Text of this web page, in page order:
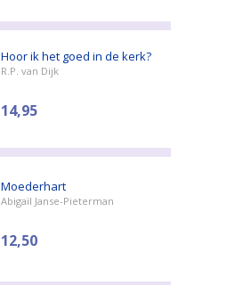
Hoor ik het goed in de kerk?
R.P. van Dijk
14,95
Moederhart
Abigaïl Janse-Pieterman
12,50